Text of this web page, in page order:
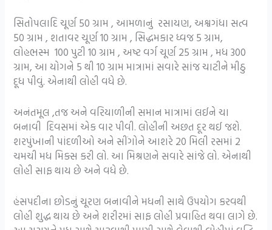
સિતોપલાદિ ચૂર્ણ 50 ગ્રામ , આમળાનું રસાયણ, અશ્વગંધા સત્વ
50 ગ્રામ , શતાવર ચૂર્ણ 10 ગ્રામ , સિદ્ધમકાર ધ્વજ 5 ગ્રામ,
લોહભસ્મ 100 પુટી 10 ગ્રામ , અષ્ટ વર્ગ ચૂર્ણ 25 ગ્રામ , મધ 300
ગ્રામ, આ યોગને 5 થી 10 ગ્રામ માત્રામાં સવારે સાંજ ચાટીને મીઠુ
દૂધ પીવું. એનાથી લોહી વધે છે.
અનંતમૂલ ,તજ અને વરિયાળીની સમાન માત્રામાં લઈને ચા
બનાવી દિવસમાં એક વાર પીવી. લોહીની અછત દૂર થઈ જશે.
શરપુંખાની પાંદળીઓ અને સીંગોને આશરે 20 મિલી રસમાં 2
ચમચી મધ મિક્સ કરી લો. આ મિશ્રણને સવારે સાંજે લો. એનાથી
લોહી સાફ થાય છે અને વધે છે.
હંસપદીના છોડનું ચૂરણ બનાવીને મધની સાથે ઉપયોગ કરવથી
લોહી શુદ્ધ થાય છે અને શરીરમાં સાફ લોહી પ્રવાહિત થવા લાગે છે.